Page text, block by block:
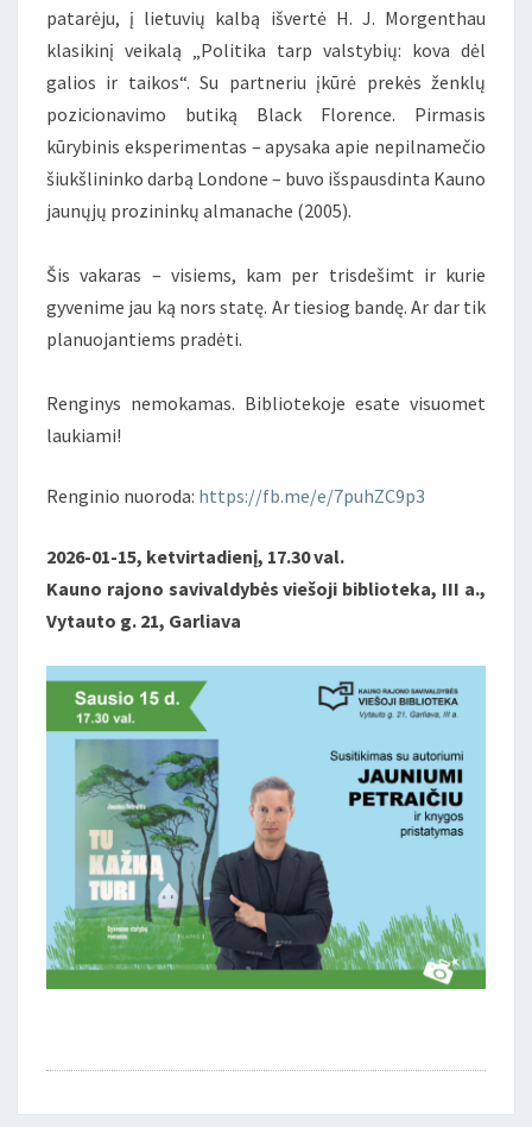
patarėju, į lietuvių kalbą išvertė H. J. Morgenthau
klasikinį veikalą „Politika tarp valstybių: kova dėl
galios ir taikos“. Su partneriu įkūrė prekės ženklų
pozicionavimo butiką Black Florence. Pirmasis
kūrybinis eksperimentas – apysaka apie nepilnamečio
šiukšlininko darbą Londone – buvo išspausdinta Kauno
jaunųjų prozininkų almanache (2005).
Šis vakaras – visiems, kam per trisdešimt ir kurie
gyvenime jau ką nors statę. Ar tiesiog bandę. Ar dar tik
planuojantiems pradėti.
Renginys nemokamas. Bibliotekoje esate visuomet
laukiami!
Renginio nuoroda: https://fb.me/e/7puhZC9p3
2026-01-15, ketvirtadienį, 17.30 val.
Kauno rajono savivaldybės viešoji biblioteka, III a.,
Vytauto g. 21, Garliava